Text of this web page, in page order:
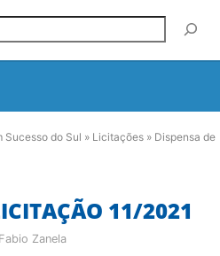
Sucesso do Sul » Licitações » Dispensa de
11/2021
Fabio Zanela